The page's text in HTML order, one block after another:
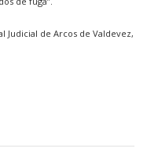
Judicial de Arcos de Valdevez,